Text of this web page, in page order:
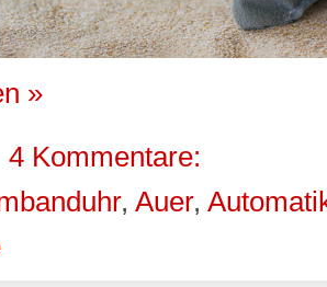
»
4 Kommentare:
, Auer,